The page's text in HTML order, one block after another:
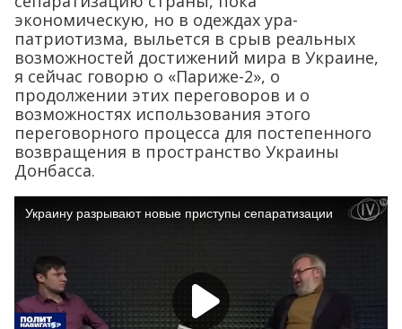
экономическую, но в одеждах ура-
патриотизма, выльется в срыв реальных
возможностей достижений мира в Украине,
я сейчас говорю о «Париже-2», о
продолжении этих переговоров и о
возможностях использования этого
переговорного процесса для постепенного
возвращения в пространство Украины
Донбасса.